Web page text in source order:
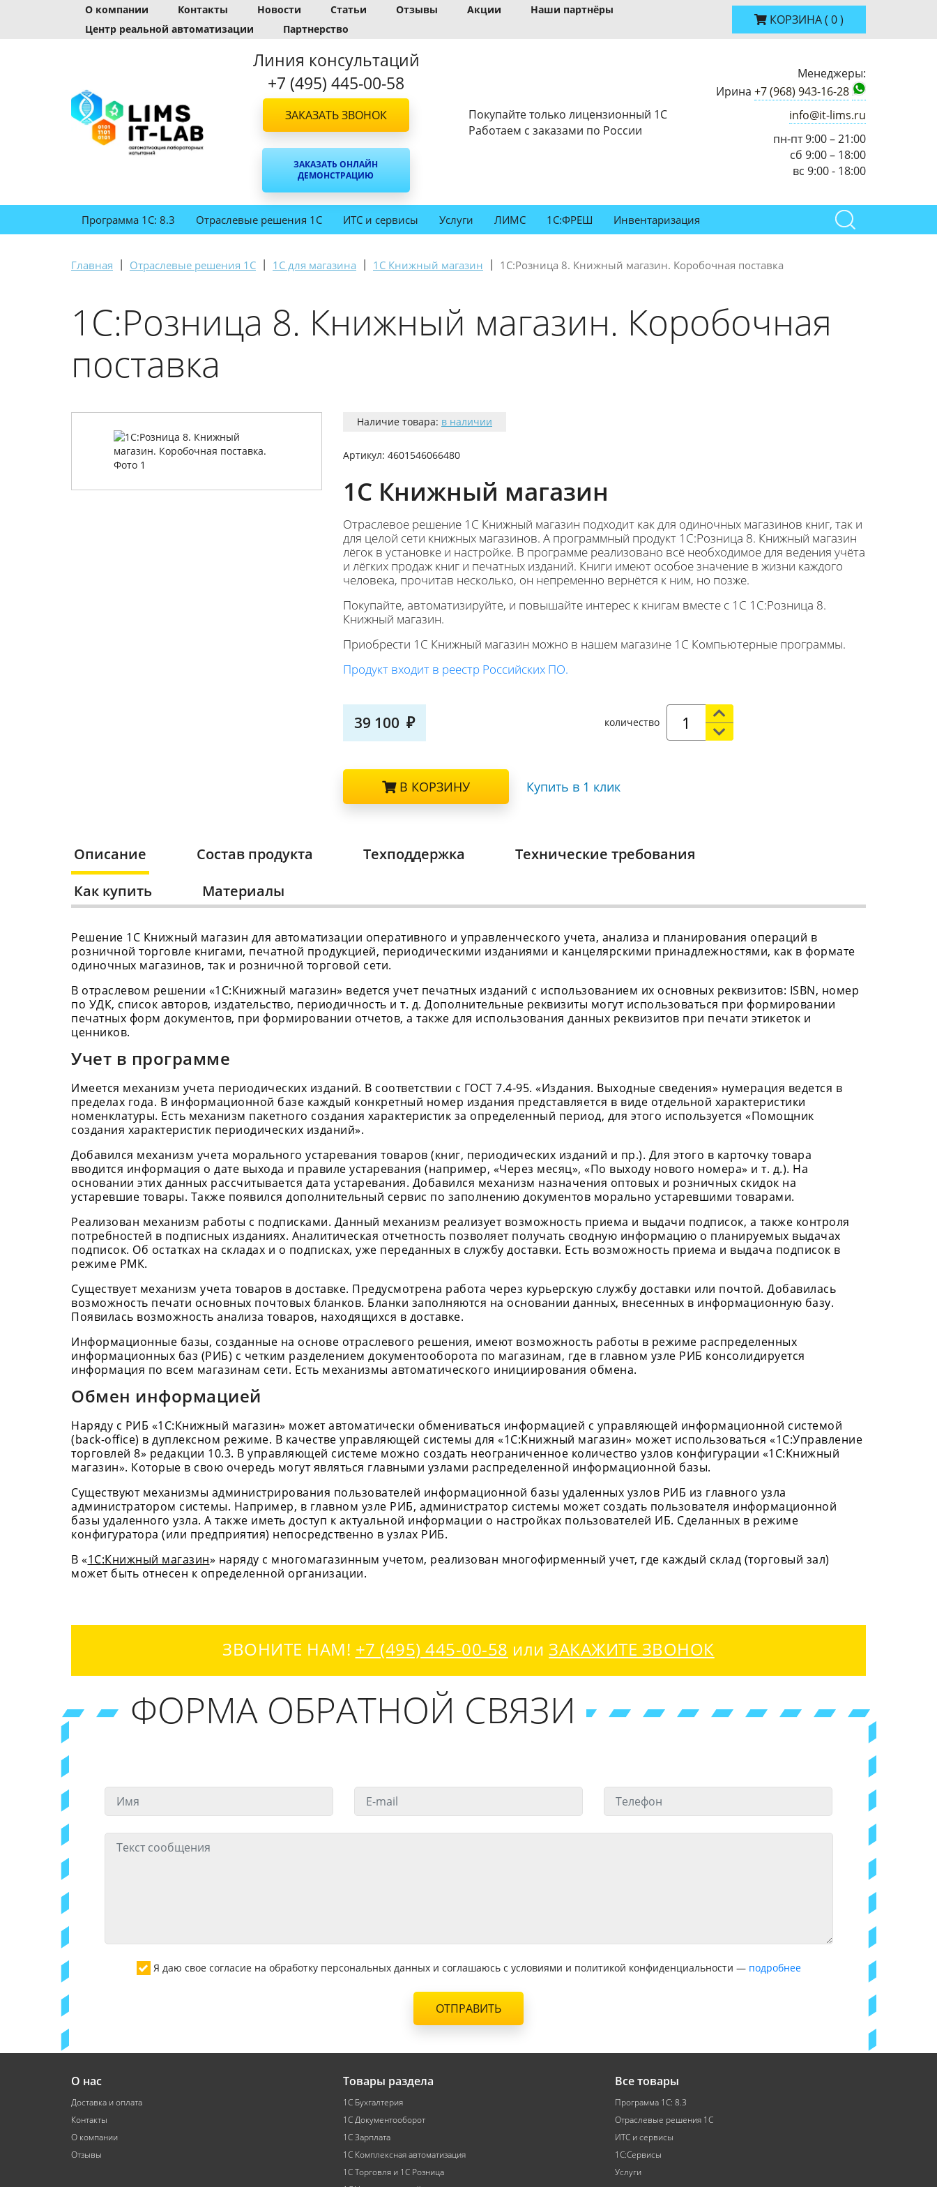
О компании Контакты Новости Статьи Отзывы Акции
Наши партнёры
Центр реальной автоматизации
Партнерство
КОРЗИНА( 0)
Линия консультаций
+7 (495) 445-00-58
ЗАКАЗАТЬ ЗВОНОК
ЗАКАЗАТЬ ОНЛАЙН
ДЕМОНСТРАЦИЮ
Покупайте только лицензионный 1С
Работаем с заказами по России
Менеджеры:
Ирина +7 (968) 943-16-28
info@it-lims.ru
пн-пт 9:00 – 21:00
сб 9:00 – 18:00
вс 9:00 - 18:00
Программа 1С: 8.3 Отраслевые решения 1С ИТС и сервисы Услуги ЛИМС 1С:ФРЕШ Инвентаризация
Главная | Отраслевые решения 1С | 1С для магазина | 1С Книжный магазин | 1С:Розница 8. Книжный магазин. Коробочная поставка
1С:Розница 8. Книжный магазин. Коробочная
поставка
Наличие товара: в наличии
Артикул: 4601546066480
1С Книжный магазин
Отраслевое решение 1С Книжный магазин подходит как для одиночных магазинов книг, так и
для целой сети книжных магазинов. А программный продукт 1С:Розница 8. Книжный магазин
лёгок в установке и настройке. В программе реализовано всё необходимое для ведения учёта
и лёгких продаж книг и печатных изданий. Книги имеют особое значение в жизни каждого
человека, прочитав несколько, он непременно вернётся к ним, но позже.
Покупайте, автоматизируйте, и повышайте интерес к книгам вместе с 1С 1С:Розница 8.
Книжный магазин.
Приобрести 1С Книжный магазин можно в нашем магазине 1С Компьютерные программы.
Продукт входит в реестр Российских ПО.
39 100 количество
В КОРЗИНУ Купить в 1 клик
Описание Состав продукта Техподдержка
Технические требования
Как купить
Материалы
Решение 1С Книжный магазин для автоматизации оперативного и управленческого учета, анализа и планирования операций в
розничной торговле книгами, печатной продукцией, периодическими изданиями и канцелярскими принадлежностями, как в формате
одиночных магазинов, так и розничной торговой сети.
В отраслевом решении «1С:Книжный магазин» ведется учет печатных изданий с использованием их основных реквизитов: ISBN, номер
по УДК, список авторов, издательство, периодичность и т. д. Дополнительные реквизиты могут использоваться при формировании
печатных форм документов, при формировании отчетов, а также для использования данных реквизитов при печати этикеток и
ценников.
Учет в программе
Имеется механизм учета периодических изданий. В соответствии с ГОСТ 7.4-95. «Издания. Выходные сведения» нумерация ведется в
пределах года. В информационной базе каждый конкретный номер издания представляется в виде отдельной характеристики
номенклатуры. Есть механизм пакетного создания характеристик за определенный период, для этого используется «Помощник
создания характеристик периодических изданий».
Добавился механизм учета морального устаревания товаров (книг, периодических изданий и пр.). Для этого в карточку товара
вводится информация о дате выхода и правиле устаревания (например, «Через месяц», «По выходу нового номера» и т. д.). На
основании этих данных рассчитывается дата устаревания. Добавился механизм назначения оптовых и розничных скидок на
устаревшие товары. Также появился дополнительный сервис по заполнению документов морально устаревшими товарами.
Реализован механизм работы с подписками. Данный механизм реализует возможность приема и выдачи подписок, а также контроля
потребностей в подписных изданиях. Аналитическая отчетность позволяет получать сводную информацию о планируемых выдачах
подписок. Об остатках на складах и о подписках, уже переданных в службу доставки. Есть возможность приема и выдача подписок в
режиме РМК.
Существует механизм учета товаров в доставке. Предусмотрена работа через курьерскую службу доставки или почтой. Добавилась
возможность печати основных почтовых бланков. Бланки заполняются на основании данных, внесенных в информационную базу.
Появилась возможность анализа товаров, находящихся в доставке.
Информационные базы, созданные на основе отраслевого решения, имеют возможность работы в режиме распределенных
информационных баз (РИБ) с четким разделением документооборота по магазинам, где в главном узле РИБ консолидируется
информация по всем магазинам сети. Есть механизмы автоматического инициирования обмена.
Обмен информацией
Наряду с РИБ «1С:Книжный магазин» может автоматически обмениваться информацией с управляющей информационной системой
(back-office) в дуплексном режиме. В качестве управляющей системы для «1С:Книжный магазин» может использоваться «1С:Управление
торговлей 8» редакции 10.3. В управляющей системе можно создать неограниченное количество узлов конфигурации «1С:Книжный
магазин». Которые в свою очередь могут являться главными узлами распределенной информационной базы.
Существуют механизмы администрирования пользователей информационной базы удаленных узлов РИБ из главного узла
администратором системы. Например, в главном узле РИБ, администратор системы может создать пользователя информационной
базы удаленного узла. А также иметь доступ к актуальной информации о настройках пользователей ИБ. Сделанных в режиме
конфигуратора (или предприятия) непосредственно в узлах РИБ.
В «1С:Книжный магазин» наряду с многомагазинным учетом, реализован многофирменный учет, где каждый склад (торговый зал)
может быть отнесен к определенной организации.
ЗВОНИТЕ НАМ! +7 (495) 445-00-58 илиЗАКАЖИТЕ ЗВОНОК
ФОРМА ОБРАТНОЙ СВЯЗИ
Я даю свое согласие на обработку персональных данных и соглашаюсь с условиями и политикой конфиденциальности — подробнее
ОТПРАВИТЬ
О нас
Доставка и оплата
Контакты
О компании
Отзывы
Товары раздела
1С Бухгалтерия
1С Документооборот
1С Зарплата
1С Комплексная автоматизация
1С Торговля и 1С Розница
Все товары
Программа 1С: 8.3
Отраслевые решения 1С
ИТС и сервисы
1С:Сервисы
Услуги